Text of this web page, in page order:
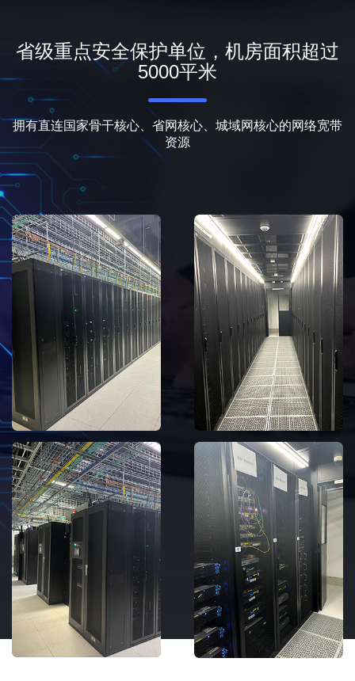
省级重点安全保护单位，机房面积超过
5000平米
拥有直连国家骨干核心、省网核心、城域网核心的网络宽带
资源